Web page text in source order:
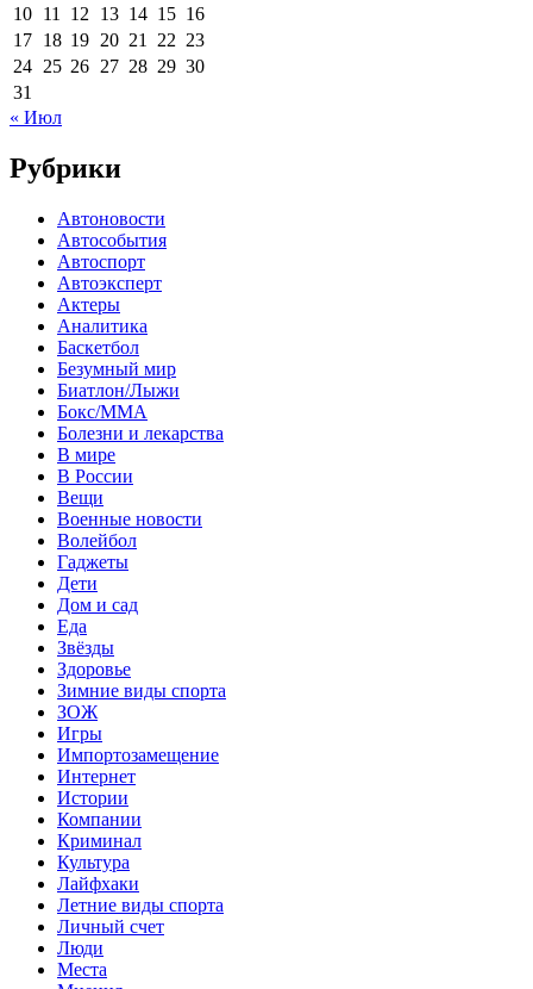
10 11 12 13 14 15 16
17 18 19 20 21 22 23
24 25 26 27 28 29 30
31
« Июл
Рубрики
Автоновости
Автособытия
Автоспорт
Автоэксперт
Актеры
Аналитика
Баскетбол
Безумный мир
Биатлон/Лыжи
Бокс/MMA
Болезни и лекарства
В мире
В России
Вещи
Военные новости
Волейбол
Гаджеты
Дети
Дом и сад
Еда
Звёзды
Здоровье
Зимние виды спорта
ЗОЖ
Игры
Импортозамещение
Интернет
Истории
Компании
Криминал
Культура
Лайфхаки
Летние виды спорта
Личный счет
Люди
Места